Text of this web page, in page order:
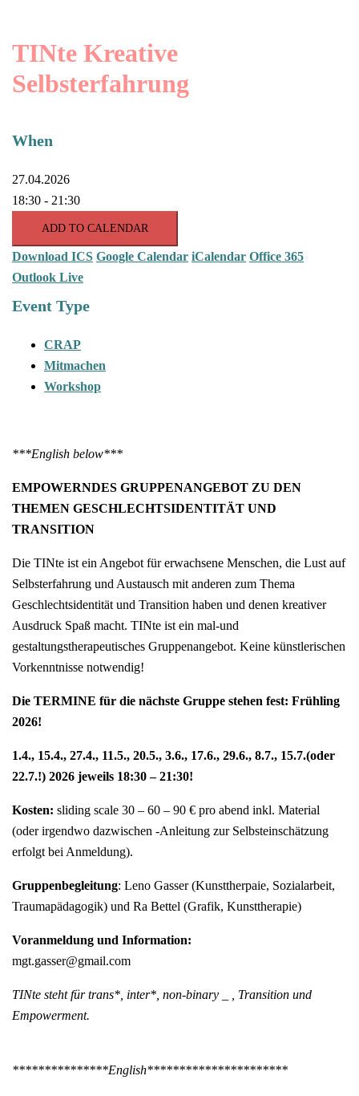
TINte Kreative
Selbsterfahrung
When
27.04.2026
18:30 - 21:30
ADD TO CALENDAR
Download ICS Google Calendar iCalendar Office 365
Outlook Live
Event Type
CRAP
Mitmachen
Workshop
***English below***
EMPOWERNDES GRUPPENANGEBOT ZU DEN
THEMEN GESCHLECHTSIDENTITÄT UND
TRANSITION
Die TINte ist ein Angebot für erwachsene Menschen, die Lust auf
Selbsterfahrung und Austausch mit anderen zum Thema
Geschlechtsidentität und Transition haben und denen kreativer
Ausdruck Spaß macht. TINte ist ein mal-und
gestaltungstherapeutisches Gruppenangebot. Keine künstlerischen
Vorkenntnisse notwendig!
Die TERMINE für die nächste Gruppe stehen fest: Frühling
2026!
1.4., 15.4., 27.4., 11.5., 20.5., 3.6., 17.6., 29.6., 8.7., 15.7.(oder
22.7.!) 2026 jeweils 18:30 – 21:30!
Kosten: sliding scale 30 – 60 – 90 € pro abend inkl. Material
(oder irgendwo dazwischen -Anleitung zur Selbsteinschätzung
erfolgt bei Anmeldung).
Gruppenbegleitung: Leno Gasser (Kunsttherpaie, Sozialarbeit,
Traumapädagogik) und Ra Bettel (Grafik, Kunsttherapie)
Voranmeldung und Information:
mgt.gasser@gmail.com
TINte steht für trans*, inter*, non-binary _ , Transition und
Empowerment.
***************English**********************